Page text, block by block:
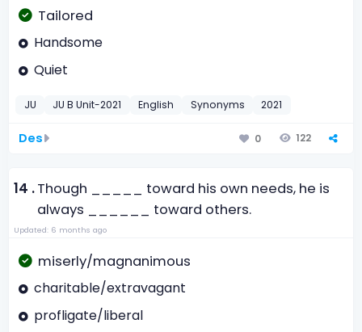
Tailored
Handsome
Quiet
JU JU B Unit-2021 English Synonyms 2021
Des 0 122
14 .Though _____ toward his own needs, he is
always ______ toward others.
Updated: 6 months ago
miserly/magnanimous
charitable/extravagant
profligate/liberal